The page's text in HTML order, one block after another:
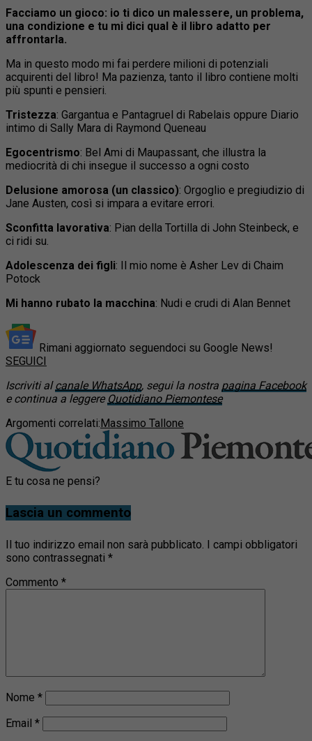
Facciamo un gioco: io ti dico un malessere, un problema,
una condizione e tu mi dici qual è il libro adatto per
affrontarla.
Ma in questo modo mi fai perdere milioni di potenziali
acquirenti del libro! Ma pazienza, tanto il libro contiene molti
più spunti e pensieri.
Tristezza: Gargantua e Pantagruel di Rabelais oppure Diario
intimo di Sally Mara di Raymond Queneau
Egocentrismo: Bel Ami di Maupassant, che illustra la
mediocrità di chi insegue il successo a ogni costo
Delusione amorosa (un classico): Orgoglio e pregiudizio di
Jane Austen, così si impara a evitare errori.
Sconfitta lavorativa: Pian della Tortilla di John Steinbeck, e
ci ridi su.
Adolescenza dei figli: Il mio nome è Asher Lev di Chaim
Potock
Mi hanno rubato la macchina: Nudi e crudi di Alan Bennet
Rimani aggiornato seguendoci su Google News!
SEGUICI
Iscriviti alcanale WhatsApp, segui la nostra pagina Facebook
e continua a leggere Quotidiano Piemontese
Argomenti correlati:Massimo Tallone
E tu cosa ne pensi?
Lascia un commento
Il tuo indirizzo email non sarà pubblicato. I campi obbligatori
sono contrassegnati *
Commento *
Nome *
Email *